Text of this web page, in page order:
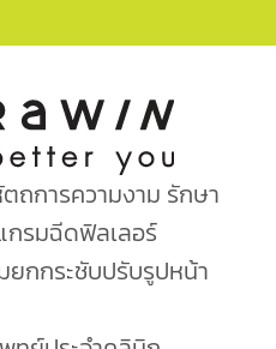
การความงาม รักษา
กรมฉีดฟิลเลอร์
ยกกระชับปรับรูปหน้า